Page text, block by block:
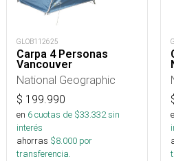
GLOB112625
Carpa 4 Personas
Vancouver
National Geographic
$ 199.990
en 6cuotas de $33.332sin
interés
ahorras $8.000 por
transferencia.